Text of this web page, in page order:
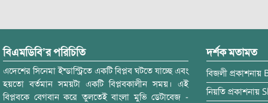
বিএমডিবি’র পরিচিতি
এদেশের সিনেমা ইন্ডাস্ট্রিতে একটি বিপ্লব ঘটতে যাচ্ছে এবং
হয়তো বর্তমান সময়টা একটি বিপ্লবকালীন সময়। এই
বিপ্লবকে বেগবান করে তুলতেই বাংলা মুভি ডেটাবেজ -
দর্শক মতামত
বিজলী প্রকাশনায়
নিয়তি প্রকাশনায়